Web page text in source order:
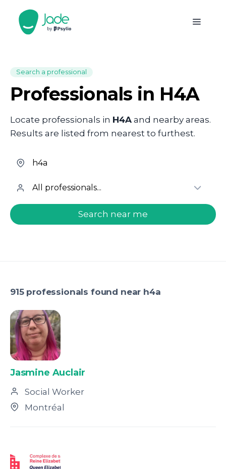
Search a professional
Professionals in H4A
Locate professionals in H4A and nearby areas.
Results are listed from nearest to furthest.
welcome.search.find.subtitle
Search near me
915 professionals found near h4a
Jasmine Auclair
Social Worker
Montréal